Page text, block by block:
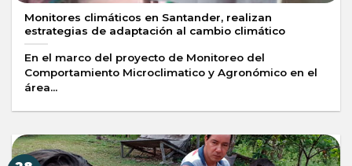
Monitores climáticos en Santander, realizan
estrategias de adaptación al cambio climático
En el marco del proyecto de Monitoreo del
Comportamiento Microclimatico y Agronómico en el
área...